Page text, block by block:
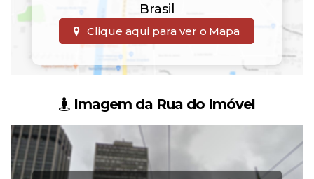
Brasil
Clique aqui para ver o Mapa
Imagem da Rua do Imóvel